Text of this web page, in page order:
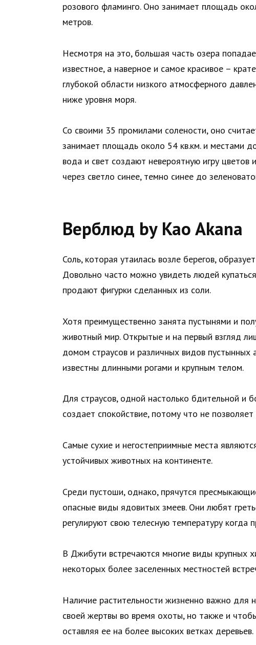
розового фламинго. Оно занимает площадь
метров.
Несмотря на это, большая часть озера
известное, а наверное и самое красивое –
глубокой области низкого атмосферного
ниже уровня моря.
Со своими 35 промилами солености, оно
занимает площадь около 54 кв.км. и местами
вода и свет создают невероятную игру
через светло синее, темно синее до
Верблюд by Kao Akana
Соль, которая утаилась возле берегов,
Довольно часто можно увидеть людей
продают фигурки сделанных из соли.
Хотя преимущественно занята пустынями и
животный мир. Открытые и на первый взгляд
домом страусов и различных видов пустынных
известны длинными рогами и крупным телом.
Для страусов, одной настолько бдительной и
создает спокойствие, потому что не
Самые сухие и негостеприимные места
устойчивых животных на континенте.
Среди пустоши, однако, прячутся
опасные виды ядовитых змеев. Они любят
регулируют свою телесную температуру когда
В Джибути встречаются многие виды крупных
некоторых более заселенных местностей
Наличие растительности жизненно важно для
своей жертвы во время охоты, но также и
оставляя ее на более высоких ветках деревьев.